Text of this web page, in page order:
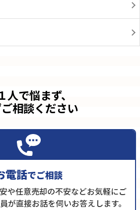
人で悩まず、
相談ください
電話でご相談
や任意売却の不安などお気軽にご
が直接お話を伺いお答えします。